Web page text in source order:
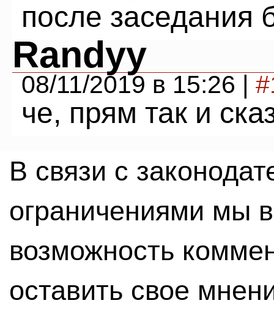
после заседания
Randyy
08/11/2019 в 15:26 |
че, прям так и
В связи с
ограничениями мы
возможность
оставить свое